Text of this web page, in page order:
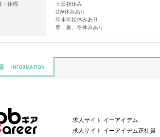
・休暇
土日祝休み
GW休みあり
年末年始休みあり
春、夏、冬休みあり
求人サイト イーアイデム
求人サイト イーアイデム正社員